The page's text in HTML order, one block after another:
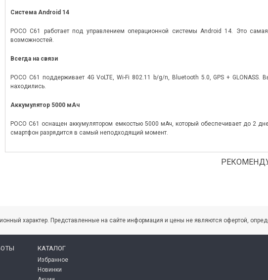
Система Android 14
POCO C61 работает под управлением операционной системы Android 14. Это
возможностей.
Всегда на связи
POCO C61 поддерживает 4G VoLTE, Wi-Fi 802.11 b/g/n, Bluetooth 5.0, GPS +
находились.
Аккумулятор 5000 мАч
POCO C61 оснащен аккумулятором емкостью 5000 мАч, который обеспечивает до 2
смартфон разрядится в самый неподходящий момент.
характер. Представленные на сайте информация и цены не являются офертой,
КАТАЛОГ
Избранное
Новинки